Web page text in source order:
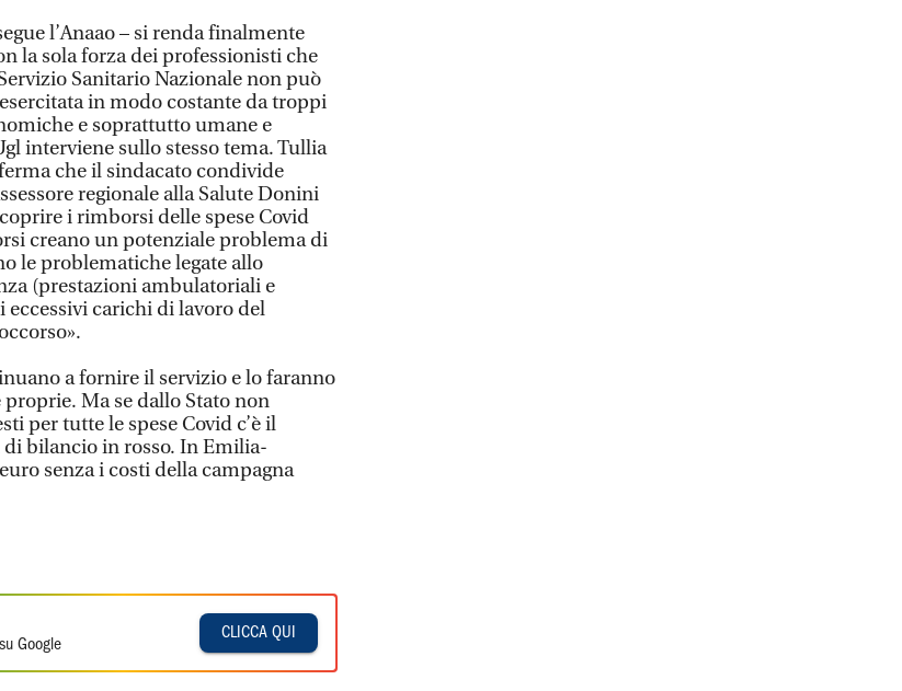
l’Anaao – si renda finalmente
la sola forza dei professionisti che
Sanitario Nazionale non può
in modo costante da troppi
e soprattutto umane e
interviene sullo stesso tema. Tullia
che il sindacato condivide
regionale alla Salute Donini
i rimborsi delle spese Covid
creano un potenziale problema di
le problematiche legate allo
(prestazioni ambulatoriali e
carichi di lavoro del
a fornire il servizio e lo faranno
Ma se dallo Stato non
per tutte le spese Covid c’è il
bilancio in rosso. In Emilia-
senza i costi della campagna
Google
CLICCA QUI